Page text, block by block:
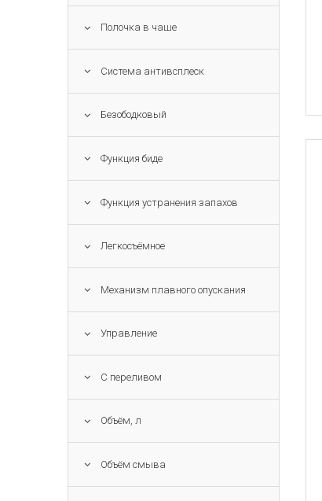
Полочка в чаше
Система антивсплеск
Безободковый
Функция биде
Функция устранения запахов
Легкосъёмное
Механизм плавного опускания
Управление
С переливом
Объём, л
Объём смыва